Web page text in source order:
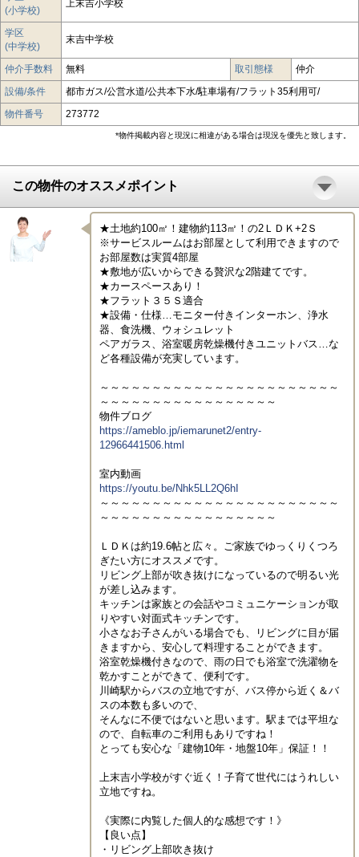
(小学校)
上末吉小学校
学区
(中学校)
末吉中学校
仲介手数料 無料 取引態様
仲介
設備/条件
都市ガス/公営水道/公共本下水/駐車場有/フラット35利用可/
物件番号
273772
*物件掲載内容と現況に相違がある場合は現況を優先と致します。
この物件のオススメポイント
★土地約100㎡！建物約113㎡！の2ＬＤＫ+2Ｓ
※サービスルームはお部屋として利用できますので
お部屋数は実質4部屋
★敷地が広いからできる贅沢な2階建てです。
★カースペースあり！
★フラット３５Ｓ適合
★設備・仕様…モニター付きインターホン、浄水
器、食洗機、ウォシュレット
ペアガラス、浴室暖房乾燥機付きユニットバス…な
ど各種設備が充実しています。
～～～～～～～～～～～～～～～～～～～～～～～
～～～～～～～～～～～～～～～～～
https://ameblo.jp/iemarunet2/entry-
12966441506.html
https://youtu.be/Nhk5LL2Q6hI
～～～～～～～～～～～～～～～～～～～～～～～
～～～～～～～～～～～～～～～～～
ＬＤＫは約19.6帖と広々。ご家族でゆっくりくつろ
ぎたい方にオススメです。
リビング上部が吹き抜けになっているので明るい光
が差し込みます。
キッチンは家族との会話やコミュニケーションが取
りやすい対面式キッチンです。
小さなお子さんがいる場合でも、リビングに目が届
きますから、安心して料理することができます。
浴室乾燥機付きなので、雨の日でも浴室で洗濯物を
乾かすことができて、便利です。
川崎駅からバスの立地ですが、バス停から近く＆バ
スの本数も多いので、
そんなに不便ではないと思います。駅までは平坦な
ので、自転車のご利用もありですね！
とっても安心な「建物10年・地盤10年」保証！！
上末吉小学校がすぐ近く！子育て世代にはうれしい
立地ですね。
《実際に内覧した個人的な感想です！》
【良い点】
・リビング上部吹き抜け